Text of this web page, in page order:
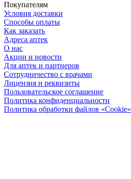
Покупателям
Условия доставки
Способы оплаты
Как заказать
Адреса аптек
О нас
Акции и новости
Для аптек и партнеров
Сотрудничество с врачами
Лицензия и реквизиты
Пользовательское соглашение
Политика конфиденциальности
Политика обработки файлов «Cookie»